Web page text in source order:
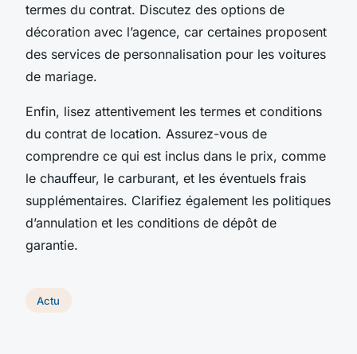
termes du contrat. Discutez des options de
décoration avec l’agence, car certaines proposent
des services de personnalisation pour les voitures
de mariage.
Enfin, lisez attentivement les termes et conditions
du contrat de location. Assurez-vous de
comprendre ce qui est inclus dans le prix, comme
le chauffeur, le carburant, et les éventuels frais
supplémentaires. Clarifiez également les politiques
d’annulation et les conditions de dépôt de
garantie.
Actu